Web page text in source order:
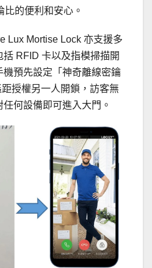
比的便利和安心。
Lux Mortise Lock 亦支援多
RFID 卡以及指模掃描開
預先設定「神奇離線密鑰
授權另一人開鎖，訪客無
何設備即可進入大門。